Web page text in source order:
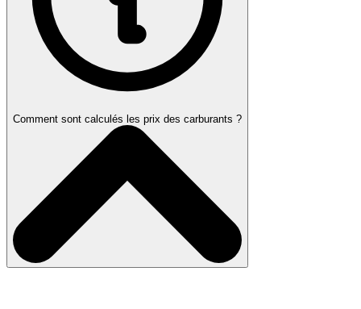
Comment sont calculés les prix des carburants ?